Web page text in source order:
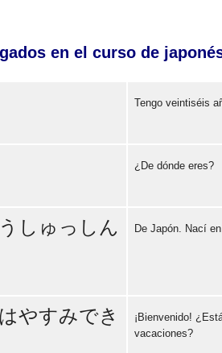
en el curso de
Tengo veintiséis
¿De dónde eres?
しゅっしん
De Japón. Nací
やすみでき
¡Bienvenido!
vacaciones?